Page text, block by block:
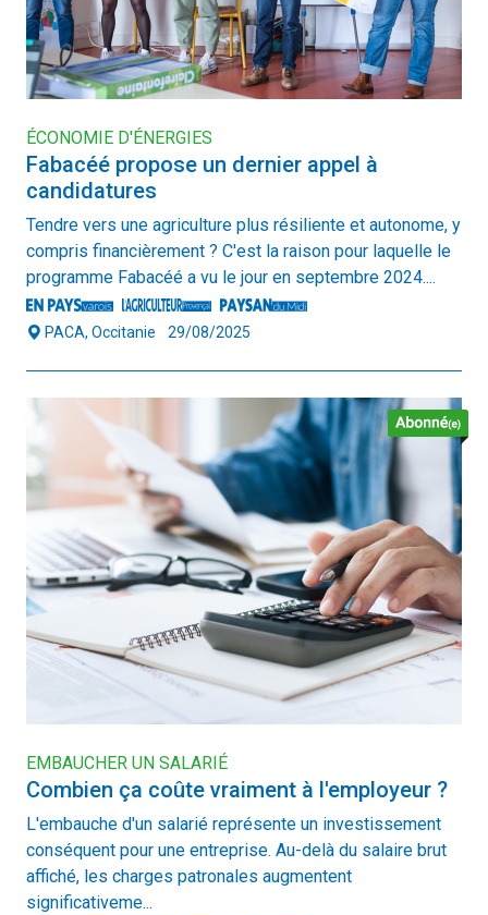
ÉCONOMIE D'ÉNERGIES
Fabacéé propose un dernier appel à
candidatures
Tendre vers une agriculture plus résiliente et autonome, y
compris financièrement ? C'est la raison pour laquelle le
programme Fabacéé a vu le jour en septembre 2024....
PACA, Occitanie 29/08/2025
EMBAUCHER UN SALARIÉ
Combien ça coûte vraiment à l'employeur ?
L'embauche d'un salarié représente un investissement
conséquent pour une entreprise. Au-delà du salaire brut
affiché, les charges patronales augmentent
significativeme...